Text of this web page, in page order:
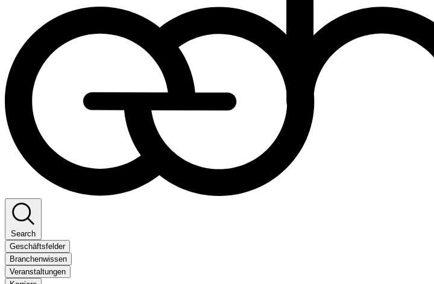
Search
Geschäftsfelder
Branchenwissen
Veranstaltungen